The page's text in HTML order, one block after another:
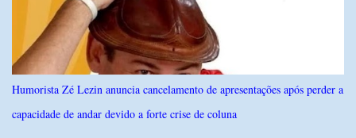
agosto, o público poderá prestigiar o show de humor com Mução,
seguido de apresentação musical de Vê Barreto. A Frut & Tec
reforça a importância do Distrito de Irrigação do Baixo Açu como
referência na fruticultura irrigada, promovendo conhecimento,
inovação e oportunidades para o desenvolvimento do agronegócio
potiguar. @associacaodiba
Humorista Zé Lezin anuncia cancelamento de apresentações após perder a
capacidade de andar devido a forte crise de coluna